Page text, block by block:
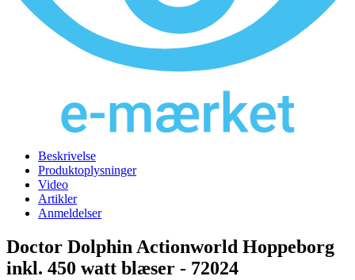
Beskrivelse
Produktoplysninger
Video
Artikler
Anmeldelser
Doctor Dolphin Actionworld Hoppeborg
inkl. 450 watt blæser - 72024